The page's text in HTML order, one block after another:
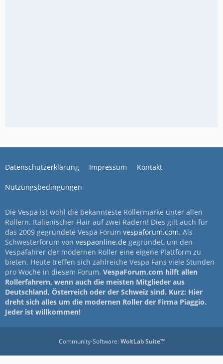
Datenschutzerklärung Impressum Kontakt
Nutzungsbedingungen
Die Vespa ist wohl die bekannteste Rollermarke unter allen
Rollern. Italienischer Flair auf zwei Rädern! Dies gilt auch für
das 2009 gegründete Vespa Forum vespaforum.com. Als
Schwesterforum von vespaonline.de gegründet, um den
Vespafahrer der modernen Roller eine eigene Plattform zu
bieten. Heute treffen sich zahlreiche Vespa Fans viele Stunden
pro Woche in diesem Forum. VespaForum.com hilft allen
Rollerfahrern, wenn auch die meisten Mitglieder aus
Deutschland, Österreich oder der Schweiz sind. Kurz: Hier
dreht sich alles um die modernen Roller der Firma Piaggio.
Jeder ist willkommen!
Community-Software:WoltLab Suite™